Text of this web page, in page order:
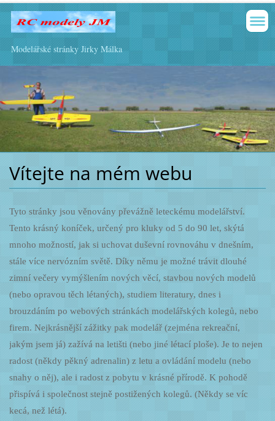
Modelářské stránky Jirky Málka
Vítejte na mém webu
Tyto stránky jsou věnovány převážně leteckému modelářství.
Tento krásný koníček, určený pro kluky od 5 do 90 let, skýtá
mnoho možností, jak si uchovat duševní rovnováhu v dnešním,
stále více nervózním světě. Díky němu je možné trávit dlouhé
zimní večery vymýšlením nových věcí, stavbou nových modelů
(nebo opravou těch létaných), studiem literatury, dnes i
brouzdáním po webových stránkách modelářských kolegů, nebo
firem. Nejkrásnější zážitky pak modelář (zejména rekreační,
jakým jsem já) zažívá na letišti (nebo jiné létací ploše). Je to nejen
radost (někdy pěkný adrenalin) z letu a ovládání modelu (nebo
snahy o něj), ale i radost z pobytu v krásné přírodě. K pohodě
přispívá i společnost stejně postižených kolegů. (Někdy se víc
kecá, než létá).